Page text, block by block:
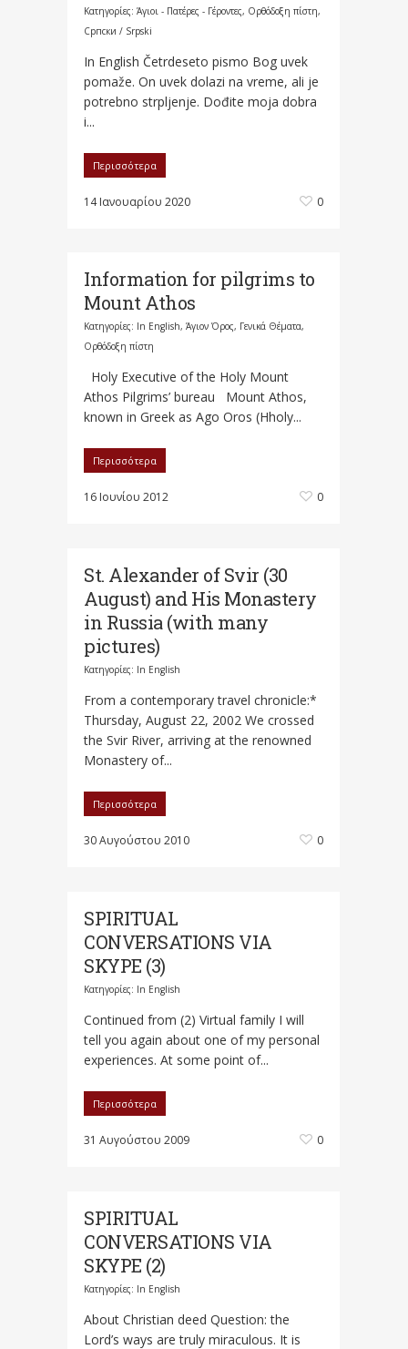
Κατηγορίες: Άγιοι - Πατέρες - Γέροντες, Ορθόδοξη πίστη,
Српски / Srpski
In English Četrdeseto pismo Bog uvek
pomaže. On uvek dolazi na vreme, ali je
potrebno strpljenje. Dođite moja dobra
i...
Περισσότερα
14 Ιανουαρίου 2020 0
Information for pilgrims to
Mount Athos
Κατηγορίες: In English, Άγιον Όρος, Γενικά Θέματα,
Ορθόδοξη πίστη
Holy Executive οf the Holy Mount
Athos Pilgrims’ bureau Mount Athos,
known in Greek as Ago Oros (Hholy...
Περισσότερα
16 Ιουνίου 2012 0
St. Alexander of Svir (30
August) and His Monastery
in Russia (with many
pictures)
Κατηγορίες: In English
From a contemporary travel chronicle:*
Thursday, August 22, 2002 We crossed
the Svir River, arriving at the renowned
Monastery of...
Περισσότερα
30 Αυγούστου 2010 0
SPIRITUAL
CONVERSATIONS VIA
SKYPE (3)
Κατηγορίες: In English
Continued from (2) Virtual family I will
tell you again about one of my personal
experiences. At some point of...
Περισσότερα
31 Αυγούστου 2009 0
SPIRITUAL
CONVERSATIONS VIA
SKYPE (2)
Κατηγορίες: In English
About Christian deed Question: the
Lord’s ways are truly miraculous. It is